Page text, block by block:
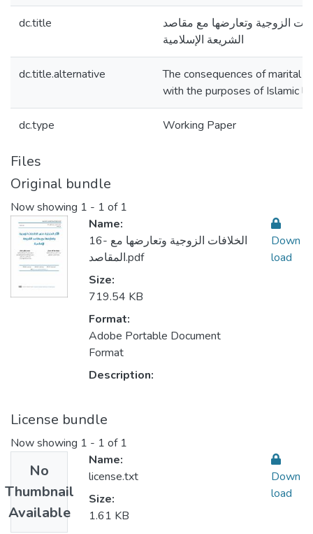
dc.title
الزوجية وتعارضها مع مقاصد
الشريعة الإسلامية
dc.title.alternative
The consequences of marital
with the purposes of Islamic
dc.type Working Paper
Files
Original bundle
Now showing 1 - 1 of 1
Name:
16- الخلافات الزوجية وتعارضها مع
المقاصد.pdf
Size:
719.54 KB
Format:
Adobe Portable Document
Format
Description:
Down
load
License bundle
Now showing 1 - 1 of 1
No
Thumbnail
Available
Name:
license.txt
Size:
1.61 KB
Down
load